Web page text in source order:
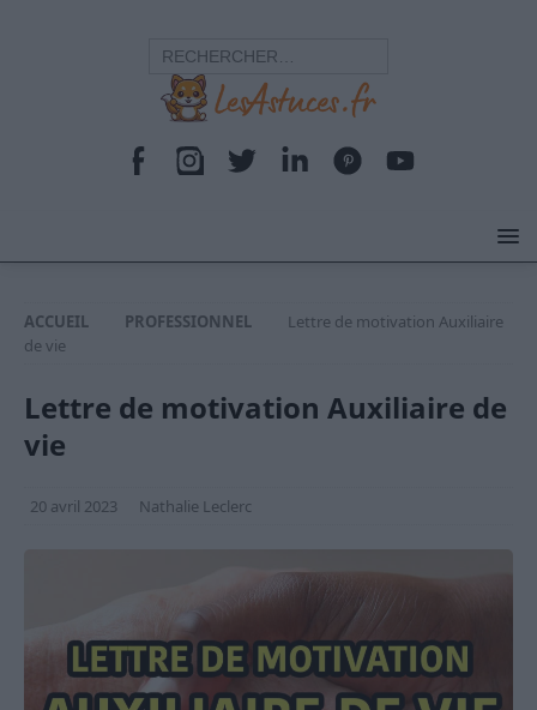
ACCUEIL PROFESSIONNEL
Lettre de motivation Auxiliaire
de vie
Lettre de motivation Auxiliaire de
vie
20 avril 2023 Nathalie Leclerc